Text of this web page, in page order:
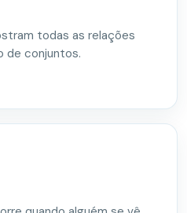
todas as relações
de conjuntos.